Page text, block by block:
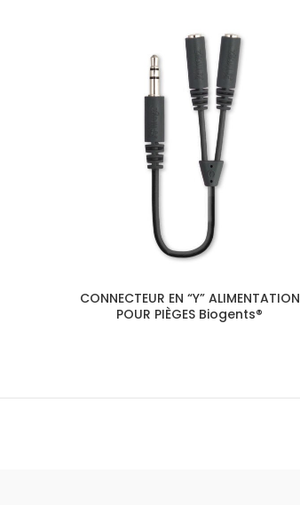
CONNECTEUR EN “Y” ALIMENTATION
POUR PIÈGES Biogents®